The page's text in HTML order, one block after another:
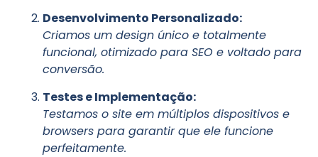
Desenvolvimento Personalizado:
Criamos um design único e totalmente
funcional, otimizado para SEO e voltado para
conversão.
Testes e Implementação:
Testamos o site em múltiplos dispositivos e
browsers para garantir que ele funcione
perfeitamente.